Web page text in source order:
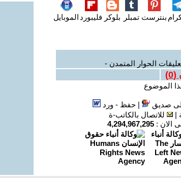
بنترست تمبلر بلوكر فليبورد الموبايل
الحوار المتمدن -
(
0
)
الموضوع
صديق |حفظ - ورد
|
للاتصال بالكاتب-ة
الان : 4,294,967,295